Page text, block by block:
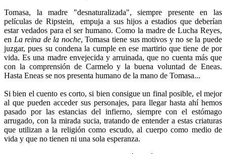
Tomasa, la madre "desnaturalizada", siempre presente en las
películas de Ripstein, empuja a sus hijos a estadios que deberían
estar vedados para el ser humano. Como la madre de Lucha Reyes,
en La reina de la noche, Tomasa tiene sus motivos y no se la puede
juzgar, pues su condena la cumple en ese martirio que tiene de por
vida. Es una madre envejecida y arruinada, que no cuenta más que
con la comprensión de Carmelo y la buena voluntad de Eneas.
Hasta Eneas se nos presenta humano de la mano de Tomasa...
Si bien el cuento es corto, si bien consigue un final posible, el mejor
al que pueden acceder sus personajes, para llegar hasta ahí hemos
pasado por las estancias del infierno, siempre con el estómago
arrugado, con la mirada sucia, tratando de entender a estas criaturas
que utilizan a la religión como escudo, al cuerpo como medio de
vida y que no tienen ni una sola esperanza.